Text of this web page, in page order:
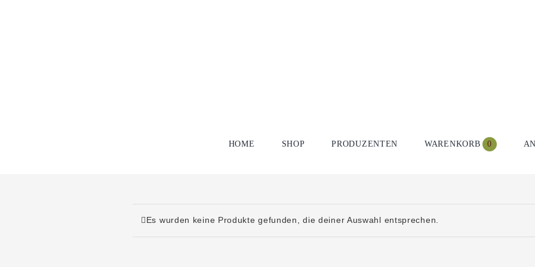
HOME SHOP PRODUZENTEN WARENKORB 0
Es wurden keine Produkte gefunden, die deiner Auswahl entsprechen.